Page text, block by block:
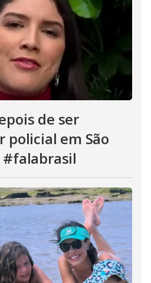
de ser
policial em São
#falabrasil